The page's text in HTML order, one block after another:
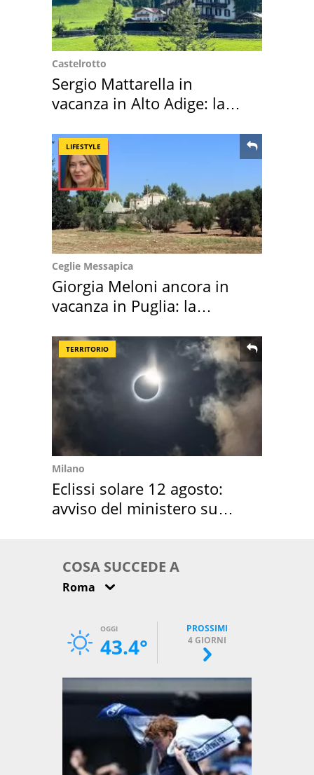
Castelrotto
Sergio Mattarella in
vacanza in Alto Adige: la
LIFESTYLE
Ceglie Messapica
Giorgia Meloni ancora in
vacanza in Puglia: la
TERRITORIO
Milano
Eclissi solare 12 agosto:
avviso del ministero su